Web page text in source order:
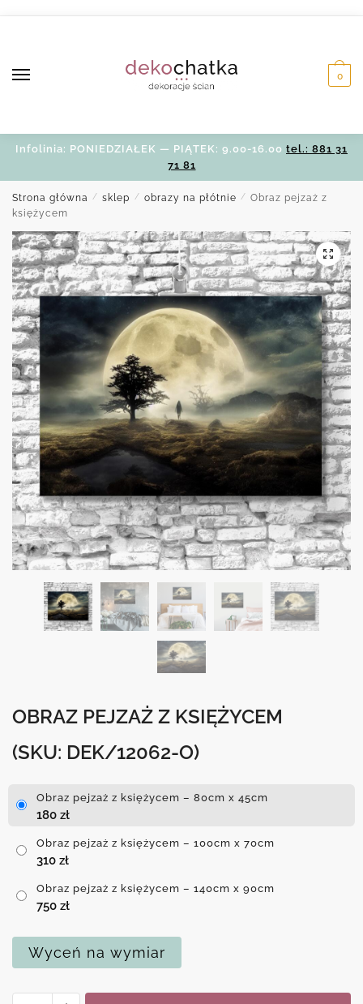
0
Infolinia: PONIEDZIAŁEK — PIĄTEK: 9.00-16.00 tel.: 881 31
71 81
Strona główna / sklep / obrazy na płótnie / Obraz pejzaż z
księżycem
OBRAZ PEJZAŻ Z KSIĘŻYCEM
(SKU: DEK/12062-O)
Obraz pejzaż z księżycem – 80cm x 45cm
180 zł
Obraz pejzaż z księżycem – 100cm x 70cm
310 zł
Obraz pejzaż z księżycem – 140cm x 90cm
750 zł
Wyceń na wymiar